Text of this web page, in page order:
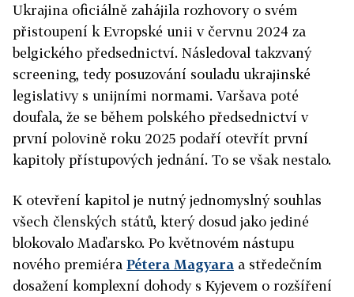
Ukrajina oficiálně zahájila rozhovory o svém
přistoupení k Evropské unii v červnu 2024 za
belgického předsednictví. Následoval takzvaný
screening, tedy posuzování souladu ukrajinské
legislativy s unijními normami. Varšava poté
doufala, že se během polského předsednictví v
první polovině roku 2025 podaří otevřít první
kapitoly přístupových jednání. To se však nestalo.
K otevření kapitol je nutný jednomyslný souhlas
všech členských států, který dosud jako jediné
blokovalo Maďarsko. Po květnovém nástupu
nového premiéra Pétera Magyara a středečním
dosažení komplexní dohody s Kyjevem o rozšíření